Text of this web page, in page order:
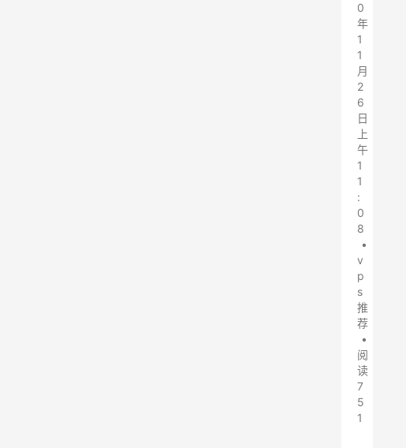
0
年
1
1
月
2
6
日
上
午
1
1
:
0
8
•
v
p
s
推
荐
•
阅
读
7
5
1